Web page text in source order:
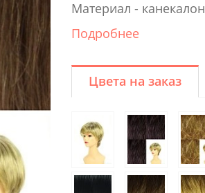
Материал - канекалон
Подробнее
Цвета на заказ